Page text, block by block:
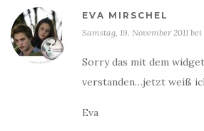
EVA MIRSCHEL
Samstag, 19. November 2011 bei
Sorry das mit dem
verstanden…jetzt weiß
Eva